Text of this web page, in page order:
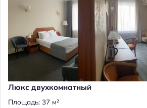
Люкс двухкомнатный
Площадь: 37 м²